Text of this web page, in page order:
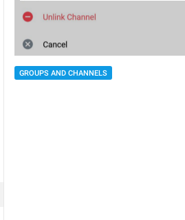
GROUPS AND CHANNELS